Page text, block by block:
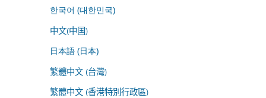
한국어 (대한민국)
中文(中国)
日本語 (日本)
繁體中文 (台灣)
繁體中文 (香港特別行政區)